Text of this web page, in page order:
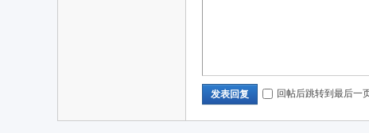
发表回复 回帖后跳转到最后一